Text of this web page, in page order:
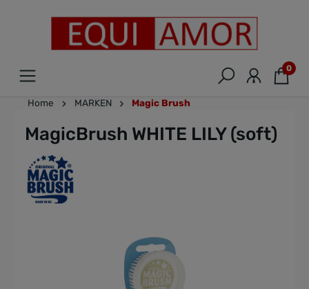
0
Home MARKEN Magic Brush
MagicBrush WHITE LILY (soft)